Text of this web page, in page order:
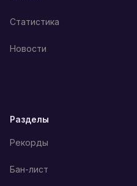
Статистика
Новости
Разделы
Рекорды
Бан-лист